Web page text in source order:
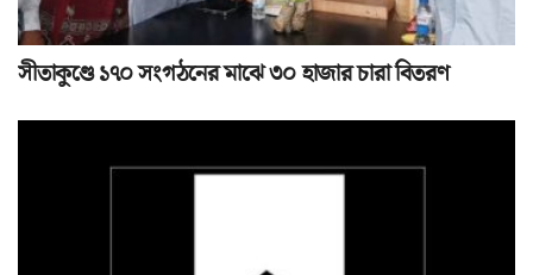
সীতাকুণ্ডে ১৭০ সংগঠনের মাঝে ৩০ হাজার চারা বিতরণ